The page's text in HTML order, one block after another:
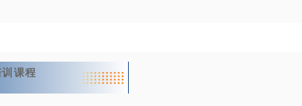
培训课程